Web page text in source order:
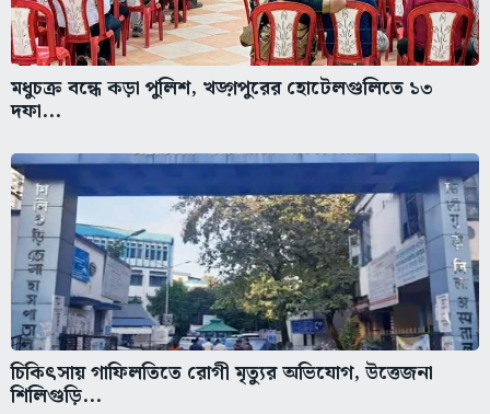
মধুচক্র বন্ধে কড়া পুলিশ, খড়্গপুরের হোটেলগুলিতে ১৩
দফা...
চিকিৎসায় গাফিলতিতে রোগী মৃত্যুর অভিযোগ, উত্তেজনা
শিলিগুড়ি...